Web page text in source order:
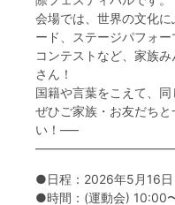
会場では、世界の文化
ード、ステージパフォ
コンテストなど、家族
さん！
国籍や言葉をこえて、同
ぜひご家族・お友だち
い！—–
●日程：2026年5月16日
●時間：(運動会) 10:00